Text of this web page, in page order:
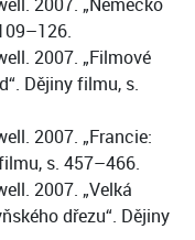
2007. „Filmové
Dějiny filmu, s.
2007. „Francie:
s. 457–466.
2007. „Velká
dřezu“. Dějiny